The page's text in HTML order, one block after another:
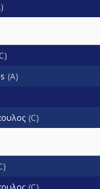
A
C